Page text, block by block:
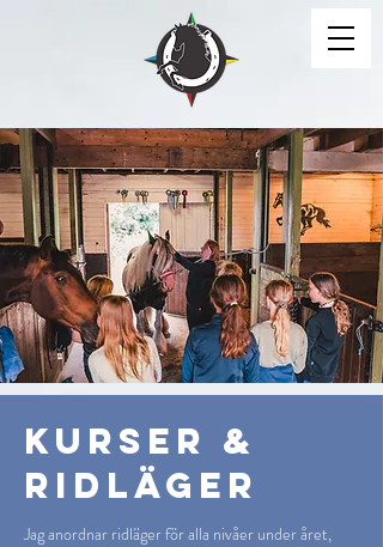
kurser &
ridläger
Jag anordnar ridläger för alla nivåer under året,